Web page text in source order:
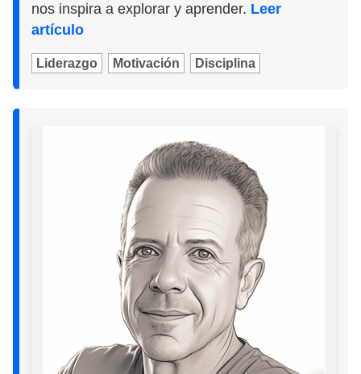
nos inspira a explorar y aprender. Leer
artículo
Liderazgo Motivación Disciplina